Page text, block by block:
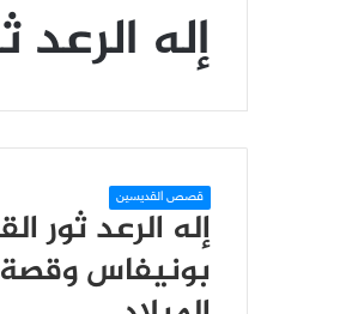
إله الرعد
قصص القديسين
إله الرعد ثور
بونيفاس